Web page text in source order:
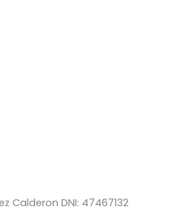
Calderon DNI: 47467132